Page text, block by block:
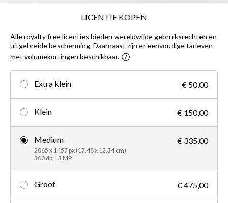
LICENTIE KOPEN
Alle royalty free licenties bieden wereldwijde gebruiksrechten en
uitgebreide bescherming. Daarnaast zijn er eenvoudige tarieven
met volumekortingen beschikbaar.
Extra klein € 50,00
Klein € 150,00
Medium
2065 x 1457 px (17,48 x 12,34 cm)
300 dpi | 3 MP
€ 335,00
Groot € 475,00